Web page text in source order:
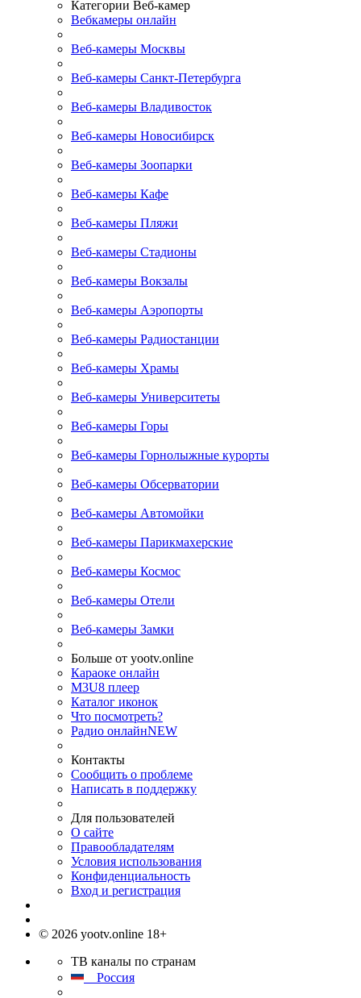
Категории Веб-камер
Вебкамеры онлайн
Веб-камеры Москвы
Веб-камеры Санкт-Петербурга
Веб-камеры Владивосток
Веб-камеры Новосибирск
Веб-камеры Зоопарки
Веб-камеры Кафе
Веб-камеры Пляжи
Веб-камеры Стадионы
Веб-камеры Вокзалы
Веб-камеры Аэропорты
Веб-камеры Радиостанции
Веб-камеры Храмы
Веб-камеры Университеты
Веб-камеры Горы
Веб-камеры Горнолыжные курорты
Веб-камеры Обсерватории
Веб-камеры Автомойки
Веб-камеры Парикмахерские
Веб-камеры Космос
Веб-камеры Отели
Веб-камеры Замки
Больше от yootv.online
Караоке онлайн
M3U8 плеер
Каталог иконок
Что посмотреть?
Радио онлайнNEW
Контакты
Сообщить о проблеме
Написать в поддержку
Для пользователей
О сайте
Правообладателям
Условия использования
Конфиденциальность
Вход и регистрация
© 2026 yootv.online 18+
ТВ каналы по странам
Россия